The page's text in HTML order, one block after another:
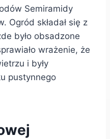
Semiramidy
Ogród składał się z
było obsadzone
wrażenie, że
i były
pustynnego